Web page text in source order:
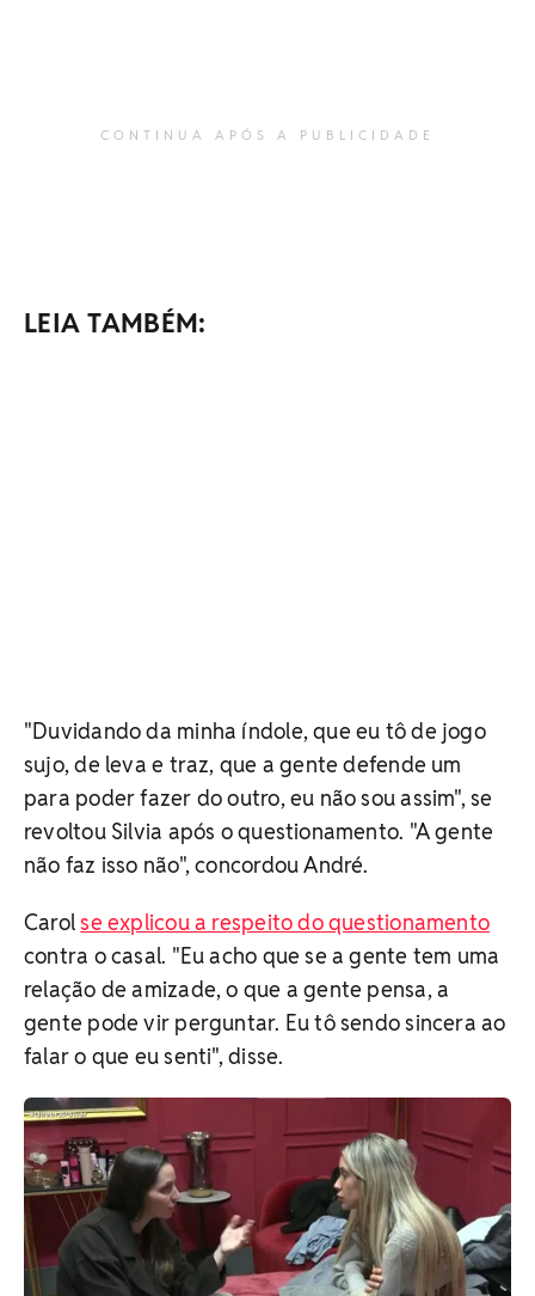
CONTINUA APÓS A PUBLICIDADE
LEIA TAMBÉM:
"Duvidando da minha índole, que eu tô de jogo
sujo, de leva e traz, que a gente defende um
para poder fazer do outro, eu não sou assim", se
revoltou Silvia após o questionamento. "A gente
não faz isso não", concordou André.
Carolse explicou a respeito do questionamento
contra o casal. "Eu acho que se a gente tem uma
relação de amizade, o que a gente pensa, a
gente pode vir perguntar. Eu tô sendo sincera ao
falar o que eu senti", disse.